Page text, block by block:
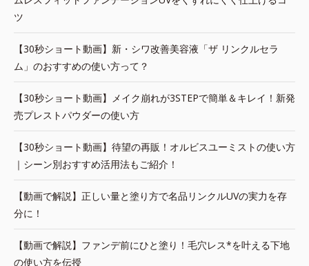
ツ
【30秒ショート動画】新・シワ改善美容液「ザ リンクルセラ
ム」のおすすめの使い方って？
【30秒ショート動画】メイク崩れが3STEPで簡単＆キレイ！新発
売プレストパウダーの使い方
【30秒ショート動画】待望の再販！オルビスユーミストの使い方
｜シーン別おすすめ活用法もご紹介！
【動画で解説】正しい量と塗り方で名品リンクルUVの実力を存
分に！
【動画で解説】ファンデ前にひと塗り！毛穴レス*を叶える下地
の使い方を伝授